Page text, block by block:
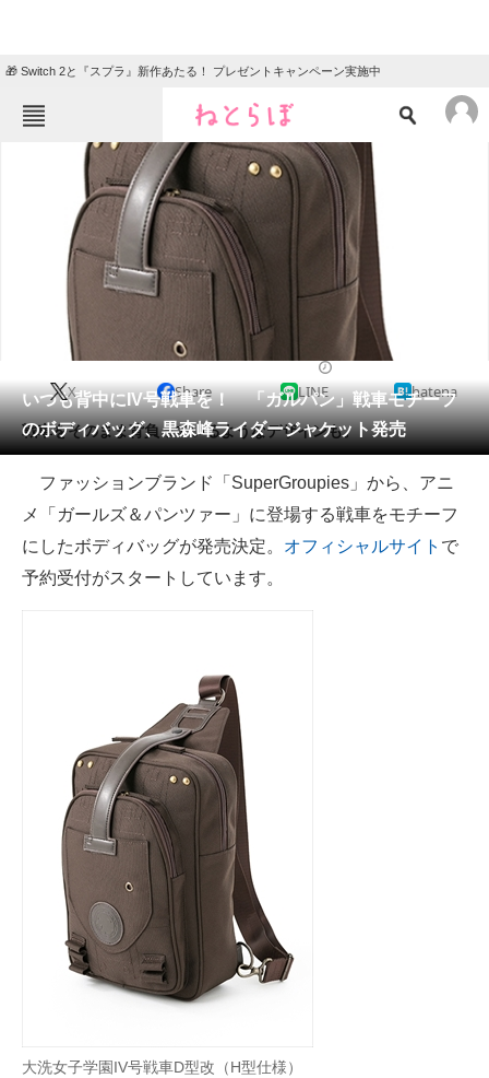
🎁 Switch 2と『スプラ』新作あたる！ プレゼントキャンペーン実施中
ねとらぼメニュー
ニュース
地域
教育・育児
会員記事
メディア
注目記事を集めた総合ページ
ITの今と未来を見通す
スマホと通信の最新トレンド
好きが集まる 比べて選べる
ビジネスと働き方のヒント
AI活用のいまが分かる
企業ITのトレンドを詳説
経営リーダーのコミュニティ
マーケ×ITの今がよく分かる
ITエンジニア向け専門サイト
企業向けIT製品の総合サイト
いつも背中にIV号戦車を！ 「ガルパン」戦車モチーフ
のボディバッグ、黒森峰ライダージャケット発売
X Share LINE hatena
戦車をそのまま背負っているようなデザインも。
ファッションブランド「SuperGroupies」から、アニ
メ「ガールズ＆パンツァー」に登場する戦車をモチーフ
にしたボディバッグが発売決定。 オフィシャルサイト で
予約受付がスタートしています。
大洗女子学園IV号戦車D型改（H型仕様）